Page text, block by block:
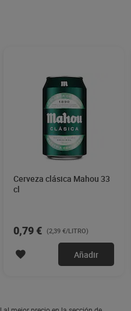
Cerveza clásica Mahou 33
cl
0,79 € (2,39 €/LITRO)
Añadir